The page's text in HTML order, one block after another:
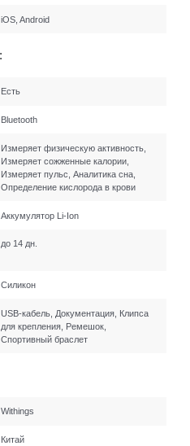
iOS, Android
Есть
Bluetooth
Измеряет физическую активность,
Измеряет сожженные калории,
Измеряет пульс, Аналитика сна,
Определение кислорода в крови
Аккумулятор Li-Ion
до 14 дн.
Силикон
USB-кабель, Документация, Клипса
для крепления, Ремешок,
Спортивный браслет
Withings
Китай